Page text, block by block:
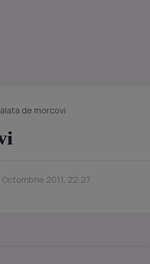
de morcovi
Octombrie 2011, 22:27